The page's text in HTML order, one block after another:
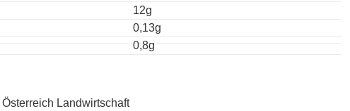
12g
0,13g
0,8g
Landwirtschaft